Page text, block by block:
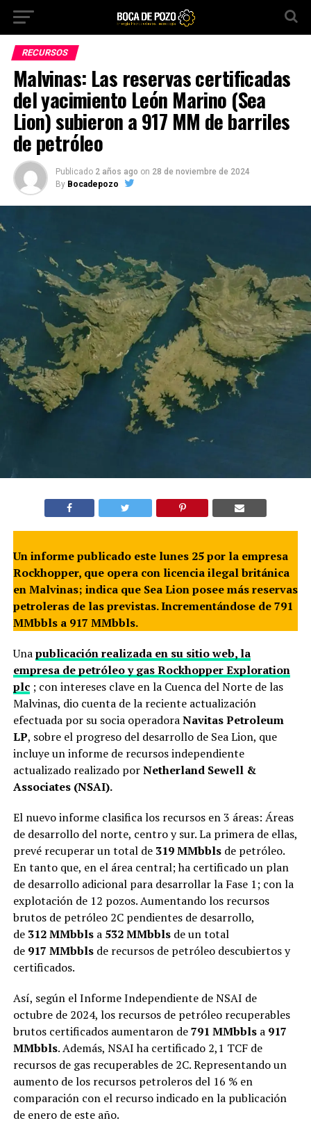
RECURSOS
Malvinas: Las reservas certificadas
del yacimiento León Marino (Sea
Lion) subieron a 917 MM de barriles
de petróleo
Publicado 2 años ago on 28 de noviembre de 2024
By Bocadepozo
Un informe publicado este lunes 25 por la empresa
Rockhopper, que opera con licencia ilegal británica
en Malvinas; indica que Sea Lion posee más reservas
petroleras de las previstas. Incrementándose de 791
MMbbls a 917 MMbbls.
Unapublicación realizada en su sitio web, la
empresa de petróleo y gas Rockhopper Exploration
plc; con intereses clave en la Cuenca del Norte de las
Malvinas, dio cuenta de la reciente actualización
efectuada por su socia operadoraNavitas Petroleum
LP, sobre el progreso del desarrollo de Sea Lion, que
incluye un informe de recursos independiente
actualizado realizado porNetherland Sewell &
Associates (NSAI).
El nuevo informe clasifica los recursos en 3 áreas: Áreas
de desarrollo del norte, centro y sur. La primera de ellas,
prevé recuperar un total de 319 MMbblsde petróleo.
En tanto que, en el área central; ha certificado un plan
de desarrollo adicional para desarrollar la Fase 1; con la
explotación de 12 pozos. Aumentando los recursos
brutos de petróleo 2C pendientes de desarrollo,
de 312MMbblsa 532 MMbblsde un total
de 917 MMbblsde recursos de petróleo descubiertos y
certificados.
Así, según el Informe Independiente deNSAI de
octubre de 2024, los recursos de petróleo recuperables
brutos certificados aumentaron de791 MMbblsa 917
MMbbls. Además, NSAI ha certificado 2,1 TCF de
recursos de gas recuperables de 2C. Representando un
aumento de los recursos petroleros del 16 % en
comparación con el recurso indicado en la publicación
de enero de este año.